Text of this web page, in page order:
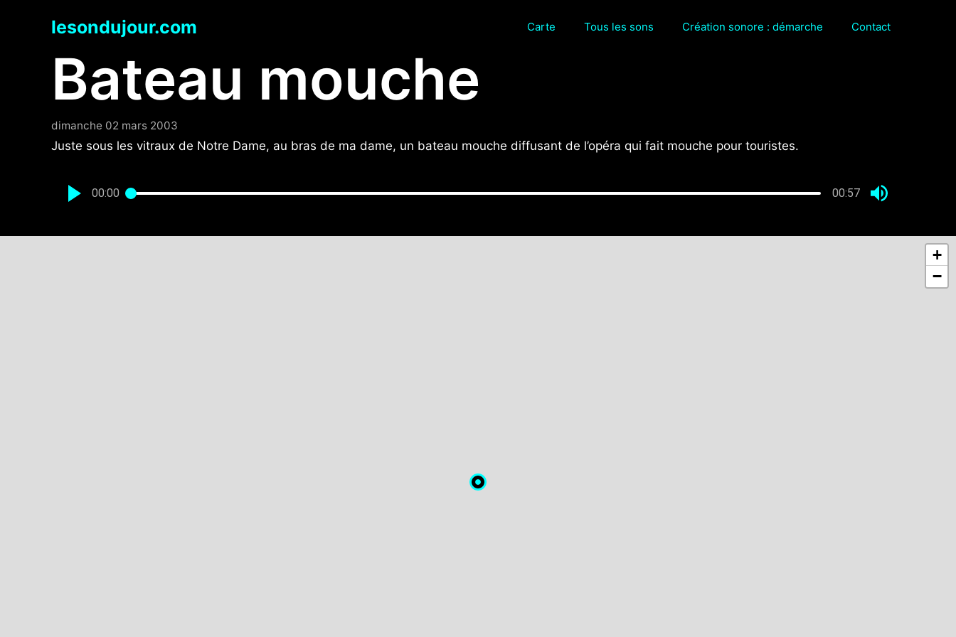
lesondujour.com Carte Tous les sons Création sonore : démarche Contact
Bateau mouche
dimanche 02 mars 2003
Juste sous les vitraux de Notre Dame, au bras de ma dame, un bateau mouche diffusant de l’opéra qui fait mouche pour touristes.
00:00 00:57
+
−